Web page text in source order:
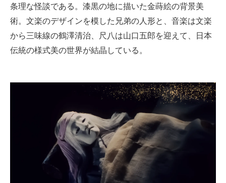
条理な怪談である。漆黒の地に描いた金蒔絵の背景美
術。文楽のデザインを模した兄弟の人形と、音楽は文楽
から三味線の鶴澤清治、尺八は山口五郎を迎えて、日本
伝統の様式美の世界が結晶している。